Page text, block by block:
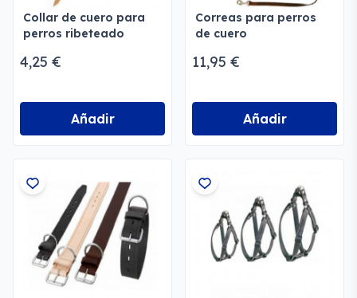
Collar de cuero para
perros ribeteado
4,25 €
Añadir
Correas para perros
de cuero
11,95 €
Añadir